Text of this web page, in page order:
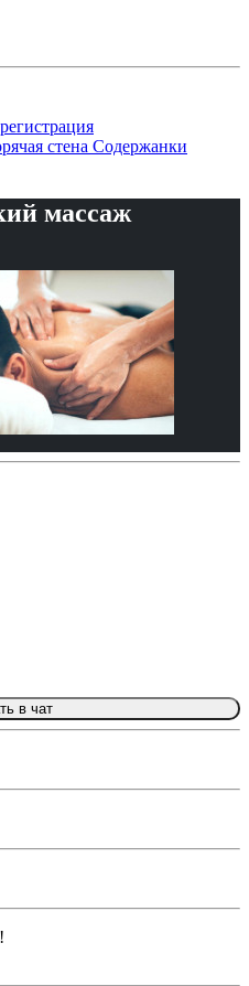
стена Содержанки
массаж
в чат